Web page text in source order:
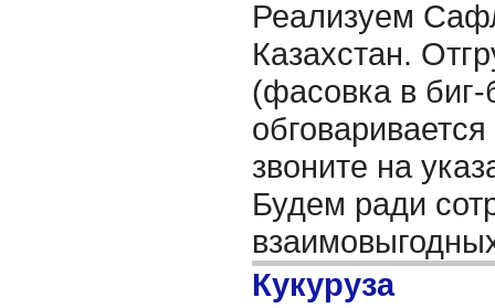
Реализуем
Казахстан.
(фасовка в
звоните на
Будем ради
Кукуруза